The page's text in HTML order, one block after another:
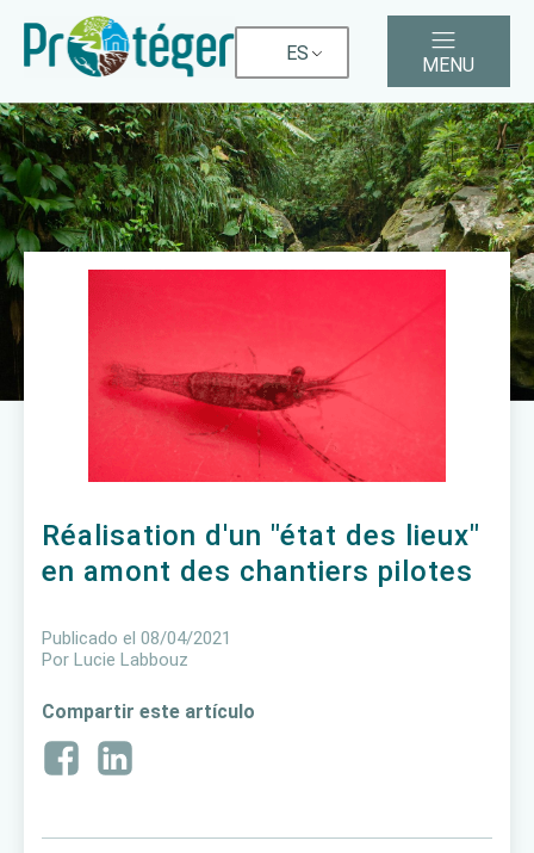
ES
MENU
Réalisation d'un "état des lieux"
en amont des chantiers pilotes
Publicado el 08/04/2021
Por Lucie Labbouz
Compartir este artículo